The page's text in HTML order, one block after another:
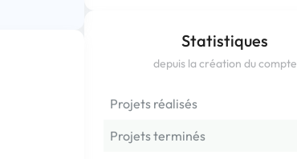
Statistiques
depuis la création du compte
Projets réalisés
Projets terminés